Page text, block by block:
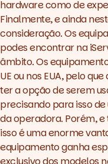
hardwarecomo de
Finalmente, e ainda
consideração. Os
podes encontrar na
âmbito. Os
UE ou nos EUA, pelo
ter a opção de serem
precisando para isso
da operadora. Porém,
isso é uma enorme
equipamento ganha